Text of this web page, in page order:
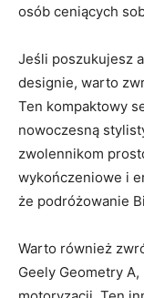
osób ceniących
Jeśli‌ poszukujesz
designie, warto
⁤Ten kompaktowy
nowoczesną
zwolennikom
wykończeniowe i
że podróżowanie
Warto również
Geely Geometry